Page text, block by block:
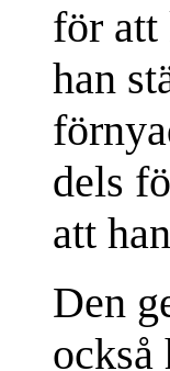
för att
han
dels
att
Den
också